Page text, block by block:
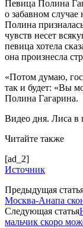
Певица Полина
о забавном
Полина
чувств несет
певица хотела
она произнесла
«Потом думаю,
так и будет: «Вы
Полина Гагарина.
Видео дня. Лиса в
Читайте также
[ad_2]
Источник
Предыдущая
Москва-Анапа
Следующая статья
мальчик скоро